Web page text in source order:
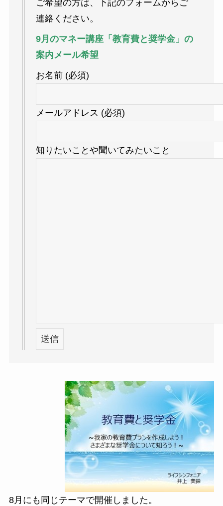
ご希望の方は、下記のフォームからご
連絡ください。
9月のマネー講座「教育費と奨学金」の
案内メール希望
お名前 (必須)
メールアドレス (必須)
知りたいことや聞いてみたいこと
8月にも同じテーマで開催しました。